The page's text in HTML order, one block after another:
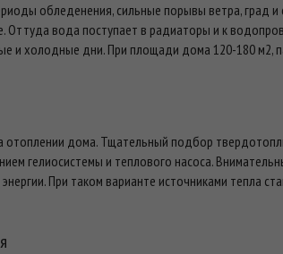
обледенения, сильные порывы ветра, град
Оттуда вода поступает в радиаторы и к
и холодные дни. При площади дома 120-180 м2,
дома. Тщательный подбор
гелиосистемы и теплового насоса.
При таком варианте источниками тепла